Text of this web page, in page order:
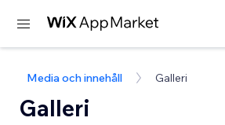
Media och innehåll Galleri
Galleri